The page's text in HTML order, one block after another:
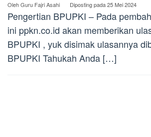
OlehGuru Fajri Asahi Diposting pada25 Mei 2024
Pengertian BPUPKI – Pada
ini ppkn.co.id akan memberikan
BPUPKI , yuk disimak ulasannya
BPUPKI Tahukah Anda […]